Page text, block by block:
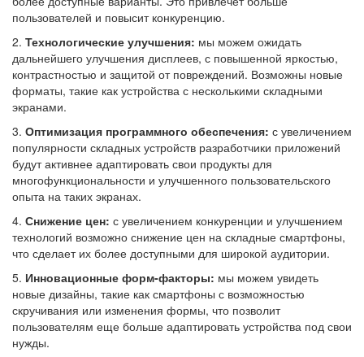
пользователей и повысит конкуренцию.
2. Технологические улучшения: мы можем ожидать
дальнейшего улучшения дисплеев, с повышенной яркостью,
контрастностью и защитой от повреждений. Возможны новые
форматы, такие как устройства с несколькими складными
экранами.
3. Оптимизация программного обеспечения: с увеличением
популярности складных устройств разработчики приложений
будут активнее адаптировать свои продукты для
многофункциональности и улучшенного пользовательского
опыта на таких экранах.
4. Снижение цен: с увеличением конкуренции и улучшением
технологий возможно снижение цен на складные смартфоны,
что сделает их более доступными для широкой аудитории.
5. Инновационные форм-факторы: мы можем увидеть
новые дизайны, такие как смартфоны с возможностью
скручивания или изменения формы, что позволит
пользователям еще больше адаптировать устройства под свои
нужды.